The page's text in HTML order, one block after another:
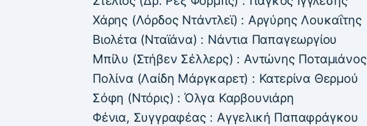
Χάρης (Λόρδος Ντάντλεϊ) : Αργύρης Λουκαΐτης
Βιολέτα (Νταϊάνα) : Νάντια Παπαγεωργίου
Μπίλυ (Στήβεν Σέλλερς) : Αντώνης Ποταμιάνος
Πολίνα (Λαίδη Μάργκαρετ) : Κατερίνα Θερμού
Σόφη (Ντόρις) : Όλγα Καρβουνιάρη
Φένια, Συγγραφέας : Αγγελική Παπαφράγκου